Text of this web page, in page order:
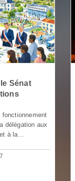
Sénat
délégation aux
à la...